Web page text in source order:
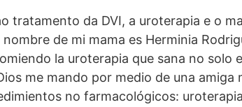
tratamento da DVI, a uroterapia e o
de mi mama es Herminia
la uroterapia que sana no solo
me mando por medio de una amiga
no farmacológicos: